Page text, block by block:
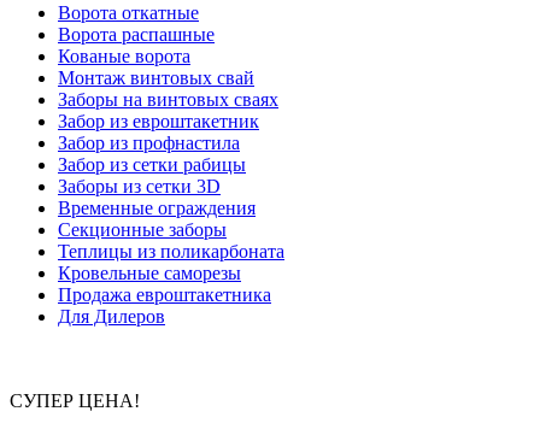
Ворота откатные
Ворота распашные
Кованые ворота
Монтаж винтовых свай
Заборы на винтовых сваях
Забор из евроштакетник
Забор из профнастила
Забор из сетки рабицы
Заборы из сетки 3D
Временные ограждения
Секционные заборы
Теплицы из поликарбоната
Кровельные саморезы
Продажа евроштакетника
Для Дилеров
СУПЕР ЦЕНА!